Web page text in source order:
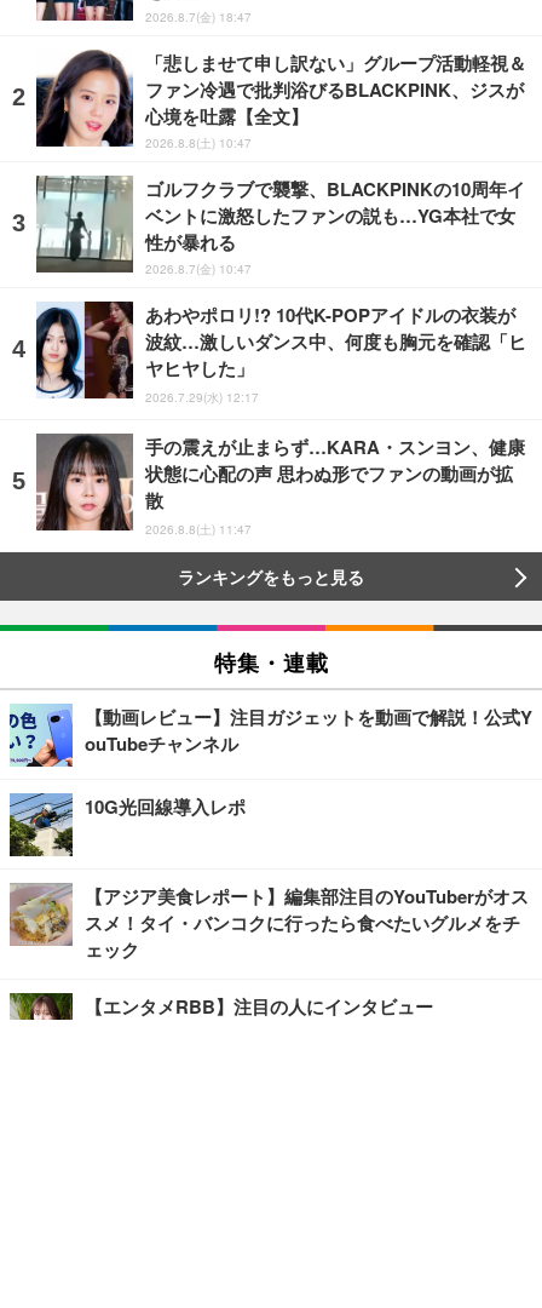
2026.8.7(金) 18:47
「悲しませて申し訳ない」グループ活動軽視＆
ファン冷遇で批判浴びるBLACKPINK、ジスが
心境を吐露【全文】
2026.8.8(土) 10:47
ゴルフクラブで襲撃、BLACKPINKの10周年イ
ベントに激怒したファンの説も…YG本社で女
性が暴れる
2026.8.7(金) 10:47
あわやポロリ!? 10代K-POPアイドルの衣装が
波紋…激しいダンス中、何度も胸元を確認「ヒ
ヤヒヤした」
2026.7.29(水) 12:17
手の震えが止まらず…KARA・スンヨン、健康
状態に心配の声 思わぬ形でファンの動画が拡
散
2026.8.8(土) 11:47
ランキングをもっと見る
特集・連載
【動画レビュー】注目ガジェットを動画で解説！公式Y
ouTubeチャンネル
10G光回線導入レポ
【アジア美食レポート】編集部注目のYouTuberがオス
スメ！タイ・バンコクに行ったら食べたいグルメをチ
ェック
【エンタメRBB】注目の人にインタビュー